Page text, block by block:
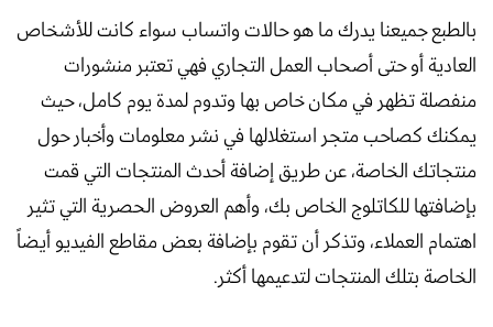
بالطبع جميعنا يدرك ما هو حالات واتساب سواء كانت للأشخاص
العادية أو حتى أصحاب العمل التجاري فهي تعتبر منشورات
منفصلة تظهر في مكان خاص بها وتدوم لمدة يوم كامل، حيث
يمكنك كصاحب متجر استغلالها في نشر معلومات وأخبار حول
منتجاتك الخاصة، عن طريق إضافة أحدث المنتجات التي قمت
بإضافتها للكاتلوج الخاص بك، وأهم العروض الحصرية التي تثير
اهتمام العملاء، وتذكر أن تقوم بإضافة بعض مقاطع الفيديو أيضاً
الخاصة بتلك المنتجات لتدعيمها أكثر.